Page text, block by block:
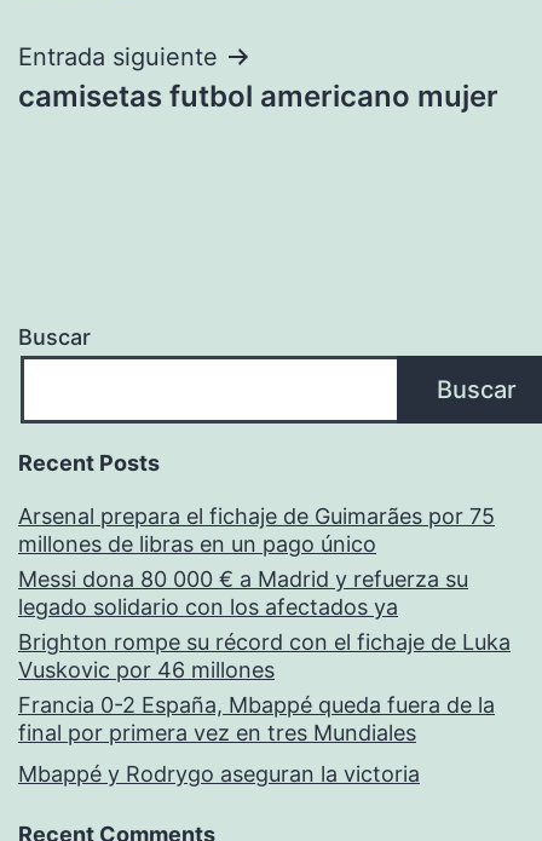
Entrada siguiente
camisetas futbol americano mujer
Buscar
Buscar
Recent Posts
Arsenal prepara el fichaje de Guimarães por 75
millones de libras en un pago único
Messi dona 80 000 € a Madrid y refuerza su
legado solidario con los afectados ya
Brighton rompe su récord con el fichaje de Luka
Vuskovic por 46 millones
Francia 0-2 España, Mbappé queda fuera de la
final por primera vez en tres Mundiales
Mbappé y Rodrygo aseguran la victoria
Recent Comments